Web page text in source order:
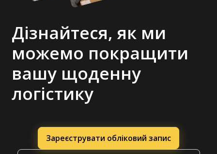
Дізнайтеся, як ми
можемо покращити
вашу щоденну
логістику
Зареєструвати обліковий запис